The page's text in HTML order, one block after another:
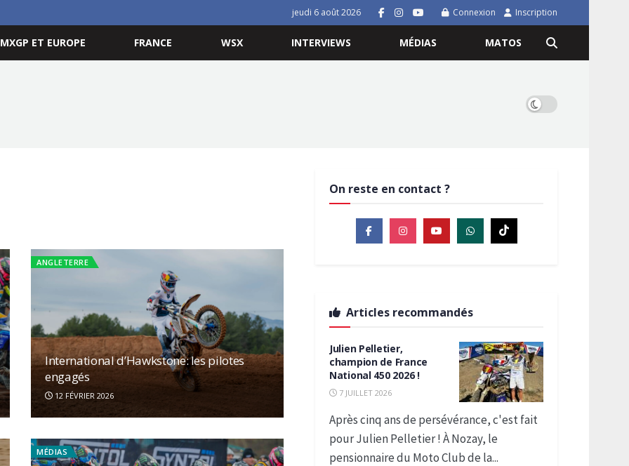
jeudi 6 août 2026 Connexion Inscription
MXGP ET EUROPE FRANCE WSX INTERVIEWS MÉDIAS MATOS
ANGLETERRE
International d’Hawkstone: les pilotes
engagés
12 FÉVRIER 2026
MÉDIAS
On reste en contact ?
Articles recommandés
Julien Pelletier,
champion de France
National 450 2026 !
7 JUILLET 2026
Après cinq ans de persévérance, c'est fait
pour Julien Pelletier ! À Nozay, le
pensionnaire du Moto Club de la...